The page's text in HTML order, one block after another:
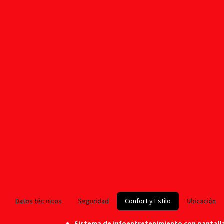
Datos téc nicos Seguridad Confort y Estilo Ubicación